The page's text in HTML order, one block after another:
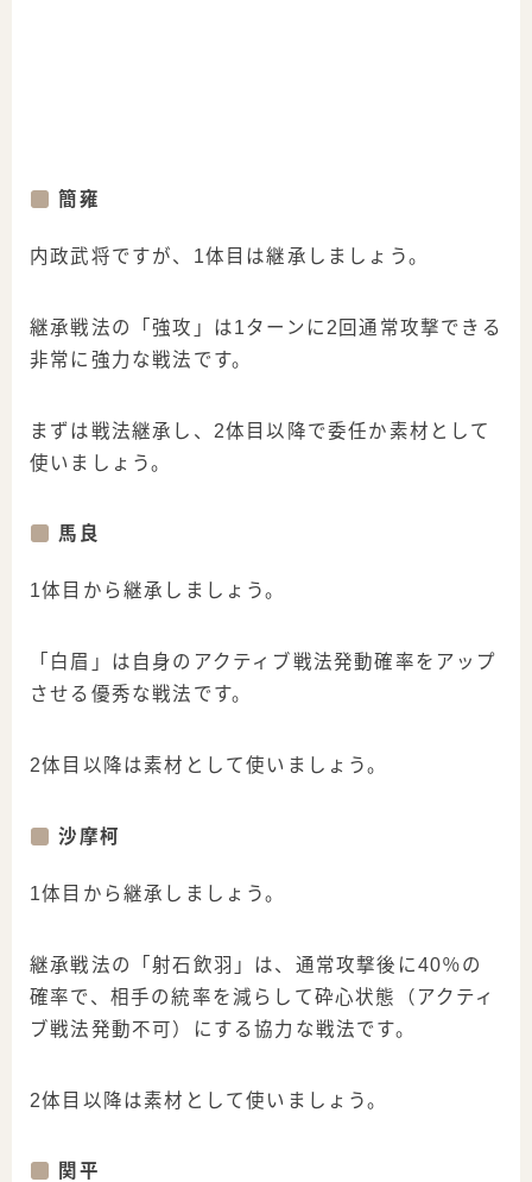
簡雍
内政武将ですが、1体目は継承しましょう。
継承戦法の「強攻」は1ターンに2回通常攻撃できる
非常に強力な戦法です。
まずは戦法継承し、2体目以降で委任か素材として
使いましょう。
馬良
1体目から継承しましょう。
「白眉」は自身のアクティブ戦法発動確率をアップ
させる優秀な戦法です。
2体目以降は素材として使いましょう。
沙摩柯
1体目から継承しましょう。
継承戦法の「射石飲羽」は、通常攻撃後に40％の
確率で、相手の統率を減らして砕心状態（アクティ
ブ戦法発動不可）にする協力な戦法です。
2体目以降は素材として使いましょう。
関平